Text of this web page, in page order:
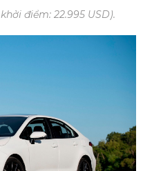
điểm: 22.995 USD).